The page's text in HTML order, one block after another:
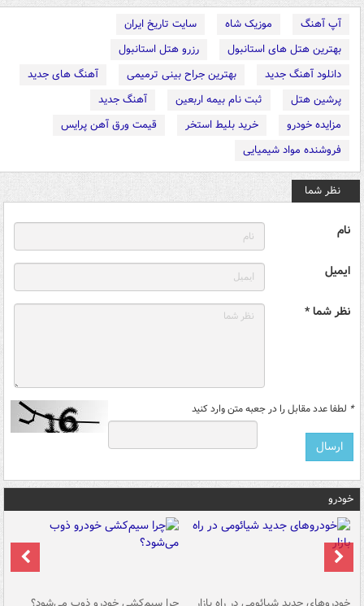
آپ آهنگ موزیک شاه
سایت تاریخ ایران
بهترین هتل های استانبول
رزرو هتل استانبول
دانلود آهنگ جدید
بهترین جراح بینی ترمیمی
آهنگ های جدید
پرشین هتل
ثبت نام بیمه اربعین
آهنگ جدید
مزایده خودرو
خرید بلیط استخر
قیمت ورق آهن پرایس
فروشنده مواد شیمیایی
نظر شما
نام
ایمیل
نظر شما *
* لطفا عدد مقابل را در جعبه متن وارد کنید
خودرو